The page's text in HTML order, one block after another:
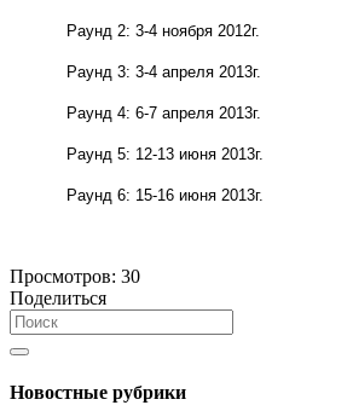
Раунд 2: 3-4 ноября 2012г.
Раунд 3: 3-4 апреля 2013г.
Раунд 4: 6-7 апреля 2013г.
Раунд 5: 12-13 июня 2013г.
Раунд 6: 15-16 июня 2013г.
Просмотров: 30
Поделиться
Новостные рубрики